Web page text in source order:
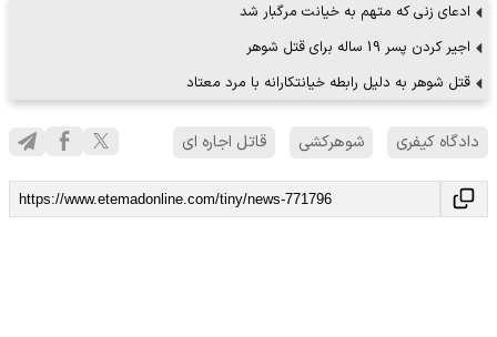
ادعای زنی که متهم به خیانت مرگبار شد
اجیر کردن پسر 19 ساله برای قتل شوهر
قتل شوهر به دلیل رابطه خیانتکارانه با مرد معتاد
دادگاه کیفری شوهرکشی قاتل اجاره ای